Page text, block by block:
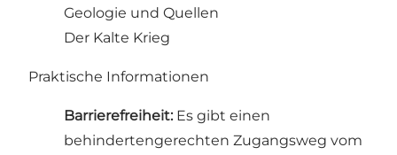
Geologie und Quellen
Der Kalte Krieg
Praktische Informationen
Barrierefreiheit: Es gibt einen
behindertengerechten Zugangsweg vom